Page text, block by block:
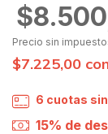
Precio sin
$7.225,00
6 cuotas
15% de